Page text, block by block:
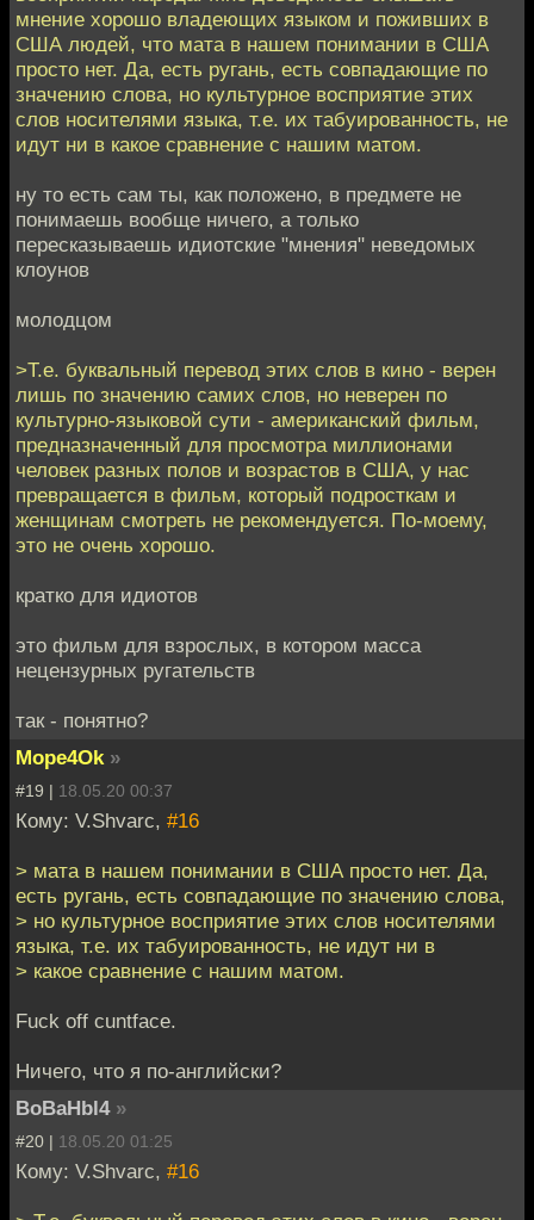
мнение хорошо владеющих языком и поживших в
США людей, что мата в нашем понимании в США
просто нет. Да, есть ругань, есть совпадающие по
значению слова, но культурное восприятие этих
слов носителями языка, т.е. их табуированность, не
идут ни в какое сравнение с нашим матом.
ну то есть сам ты, как положено, в предмете не
понимаешь вообще ничего, а только
пересказываешь идиотские "мнения" неведомых
клоунов
молодцом
>Т.е. буквальный перевод этих слов в кино - верен
лишь по значению самих слов, но неверен по
культурно-языковой сути - американский фильм,
предназначенный для просмотра миллионами
человек разных полов и возрастов в США, у нас
превращается в фильм, который подросткам и
женщинам смотреть не рекомендуется. По-моему,
это не очень хорошо.
кратко для идиотов
это фильм для взрослых, в котором масса
нецензурных ругательств
так - понятно?
Mope4Ok »
#19 | 18.05.20 00:37
Кому: V.Shvarc, #16
> мата в нашем понимании в США просто нет. Да,
есть ругань, есть совпадающие по значению слова,
> но культурное восприятие этих слов носителями
языка, т.е. их табуированность, не идут ни в
> какое сравнение с нашим матом.
Fuck off cuntface.
Ничего, что я по-английски?
BoBaHbl4 »
#20 | 18.05.20 01:25
Кому: V.Shvarc, #16